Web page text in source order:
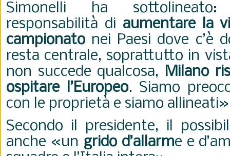
Simonelli ha
responsabilità di aumentare la
campionatonei Paesi dove c’è
resta centrale, soprattutto in
non succede qualcosa, Milano
ospitare l’Europeo. Siamo
con le proprietà e siamo
Secondo il presidente, il
anche «un grido d’allarme e